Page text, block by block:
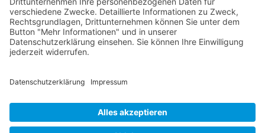
32 3 4 5 6 7 8
9
3310 11 12 13 14
3417 18
3631 1 2